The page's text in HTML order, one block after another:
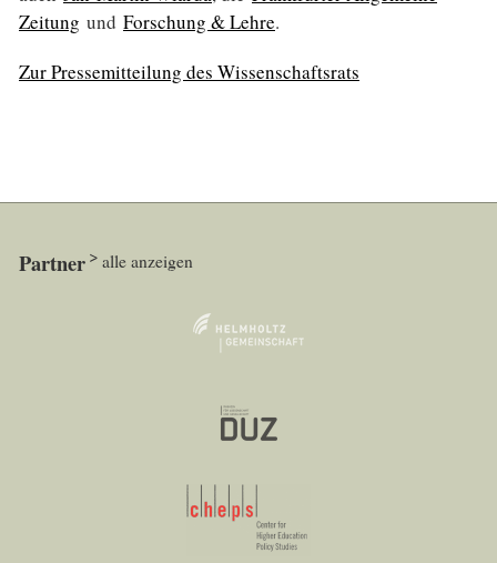
Zeitung und Forschung & Lehre.
Zur Pressemitteilung des Wissenschaftsrats
Partner alle anzeigen